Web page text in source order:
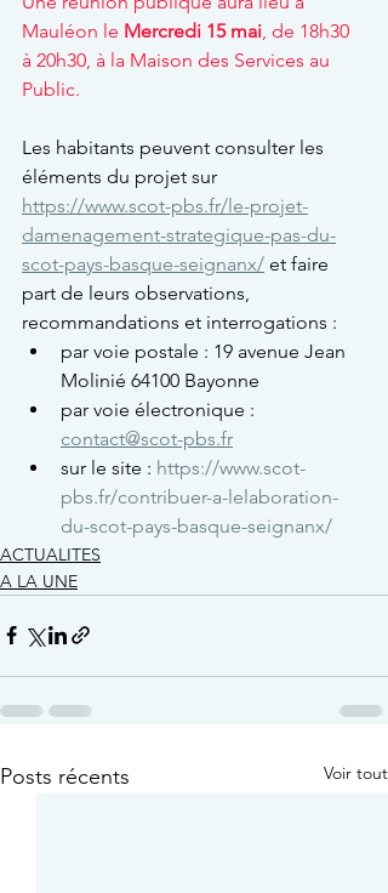
Mauléon le Mercredi 15 mai, de 18h30
à 20h30, à la Maison des Services au
Public.
Les habitants peuvent consulter les
éléments du projet sur
https://www.scot-pbs.fr/le-projet-
damenagement-strategique-pas-du-
scot-pays-basque-seignanx/ et faire
part de leurs observations,
recommandations et interrogations :
par voie postale : 19 avenue Jean
Molinié 64100 Bayonne
par voie électronique :
contact@scot-pbs.fr
sur le site : https://www.scot-
pbs.fr/contribuer-a-lelaboration-
du-scot-pays-basque-seignanx/
ACTUALITES
A LA UNE
Posts récents Voir tout